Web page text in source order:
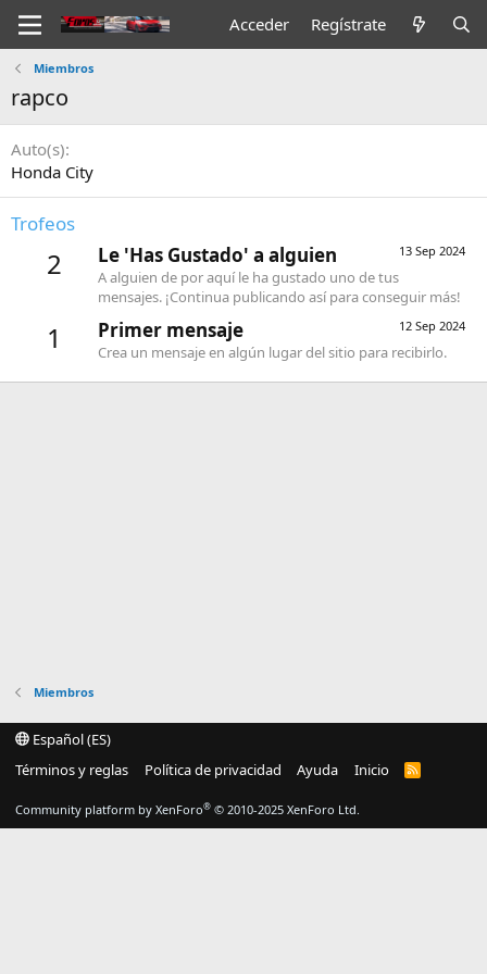
Acceder Regístrate
Miembros
rapco
Auto(s)
Honda City
Trofeos
2 13 Sep 2024
Le 'Has Gustado' a alguien
A alguien de por aquí le ha gustado uno de tus
mensajes. ¡Continua publicando así para conseguir más!
1 12 Sep 2024
Primer mensaje
Crea un mensaje en algún lugar del sitio para recibirlo.
Miembros
Español (ES)
Términos y reglas
Política de privacidad Ayuda Inicio
R
S
Community platform by XenForo® © 2010-2025 XenForo Ltd.